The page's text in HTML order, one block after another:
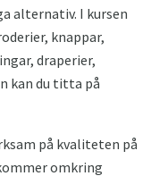
alternativ. I kursen
knappar,
draperier,
kan du titta på
på kvaliteten på
omkring